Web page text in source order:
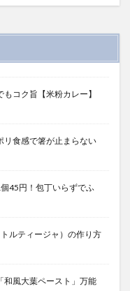
コク旨【米粉カレー】
リ食感で箸が止まらない
45円！包丁いらずでふ
ルティージャ）の作り方
和風大葉ペースト」万能